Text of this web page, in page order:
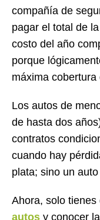
compañía de
pagar el total de
costo del año
porque
máxima
Los autos de
de hasta dos
contratos
cuando hay
plata; sino un
Ahora, solo tienes
autos y conocer